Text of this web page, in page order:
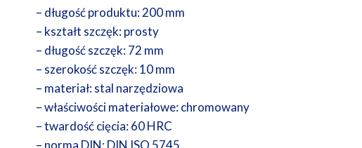
– długość produktu: 200 mm
– kształt szczęk: prosty
– długość szczęk: 72 mm
– szerokość szczęk: 10 mm
– materiał: stal narzędziowa
– właściwości materiałowe: chromowany
– twardość cięcia: 60 HRC
– norma DIN: DIN ISO 5745